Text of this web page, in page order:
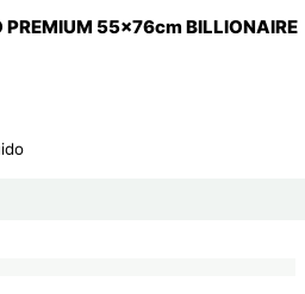
PREMIUM 55x76cm BILLIONAIRE